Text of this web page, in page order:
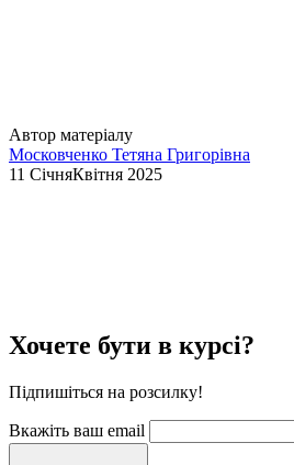
Автор матеріалу
Московченко Тетяна Григорівна
11 СічняКвітня 2025
Хочете бути в курсі?
Підпишіться на розсилку!
Вкажіть ваш email